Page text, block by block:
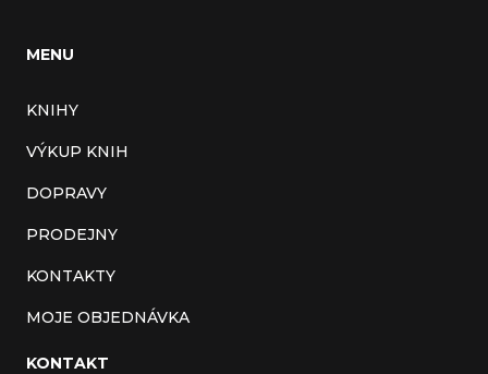
MENU
KNIHY
VÝKUP KNIH
DOPRAVY
PRODEJNY
KONTAKTY
MOJE OBJEDNÁVKA
KONTAKT